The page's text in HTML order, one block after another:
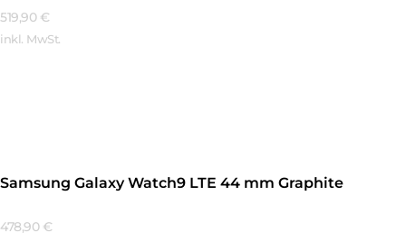
519,90 €
inkl. MwSt.
Samsung Galaxy Watch9 LTE 44 mm Graphite
478,90 €